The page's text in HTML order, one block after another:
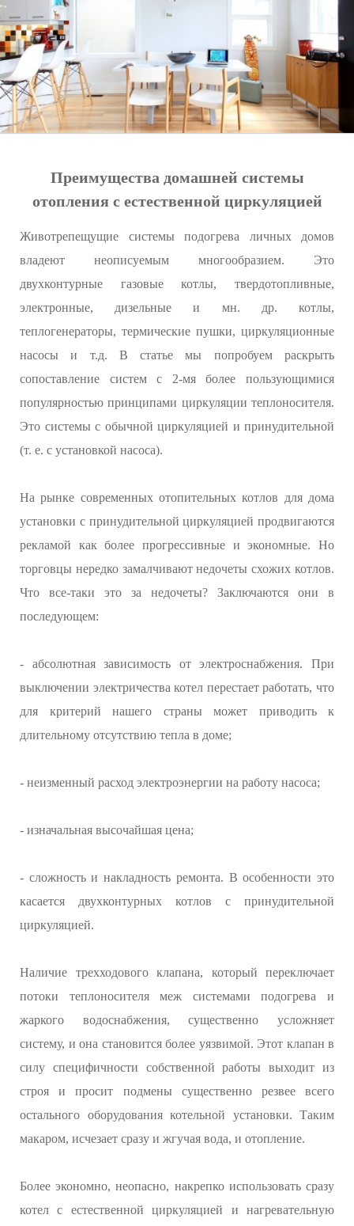
Преимущества домашней системы
отопления с естественной циркуляцией
Животрепещущие системы подогрева личных домов
владеют неописуемым многообразием. Это
двухконтурные газовые котлы, твердотопливные,
электронные, дизельные и мн. др. котлы,
теплогенераторы, термические пушки, циркуляционные
насосы и т.д. В статье мы попробуем раскрыть
сопоставление систем с 2-мя более пользующимися
популярностью принципами циркуляции теплоносителя.
Это системы с обычной циркуляцией и принудительной
(т. е. с установкой насоса).
На рынке современных отопительных котлов для дома
установки с принудительной циркуляцией продвигаются
рекламой как более прогрессивные и экономные. Но
торговцы нередко замалчивают недочеты схожих котлов.
Что все-таки это за недочеты? Заключаются они в
последующем:
- абсолютная зависимость от электроснабжения. При
выключении электричества котел перестает работать, что
для критерий нашего страны может приводить к
длительному отсутствию тепла в доме;
- неизменный расход электроэнергии на работу насоса;
- изначальная высочайшая цена;
- сложность и накладность ремонта. В особенности это
касается двухконтурных котлов с принудительной
циркуляцией.
Наличие трехходового клапана, который переключает
потоки теплоносителя меж системами подогрева и
жаркого водоснабжения, существенно усложняет
систему, и она становится более уязвимой. Этот клапан в
силу специфичности собственной работы выходит из
строя и просит подмены существенно резвее всего
остального оборудования котельной установки. Таким
макаром, исчезает сразу и жгучая вода, и отопление.
Более экономно, неопасно, накрепко использовать сразу
котел с естественной циркуляцией и нагревательную